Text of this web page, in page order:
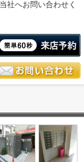
社へお問い合わせく